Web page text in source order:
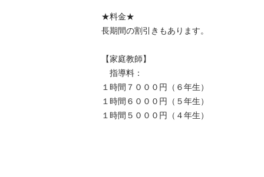
★料金★
長期間の割引きもあります。
【家庭教師】
指導料：
１時間７０００円（６年生）
１時間６０００円（５年生）
１時間５０００円（４年生）